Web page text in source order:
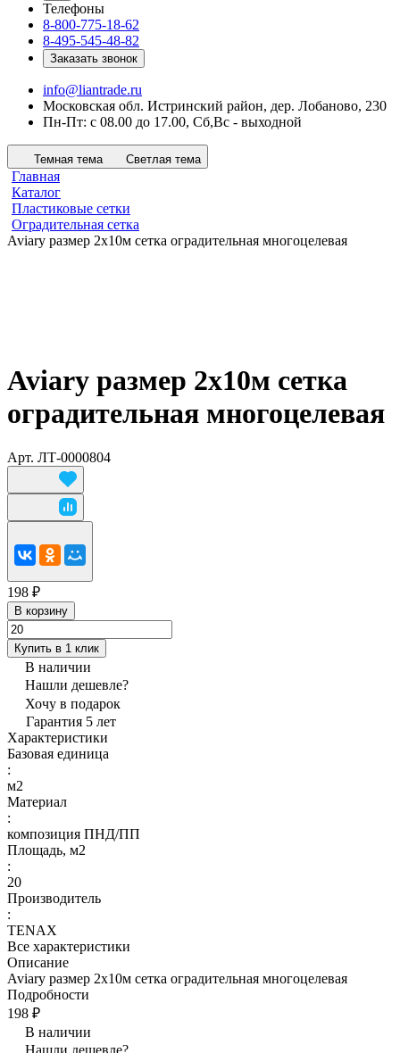
Телефоны
8-800-775-18-62
8-495-545-48-82
Заказать звонок
info@liantrade.ru
Московская обл. Истринский район, дер. Лобаново, 230
Пн-Пт: c 08.00 до 17.00, Cб,Вс - выходной
Темная тема Светлая тема
Главная
Каталог
Пластиковые сетки
Оградительная сетка
Aviary размер 2х10м сетка оградительная многоцелевая
Aviary размер 2х10м сетка
оградительная многоцелевая
Арт. ЛТ-0000804
198 ₽
В корзину
Купить в 1 клик
В наличии
Нашли дешевле?
Хочу в подарок
Гарантия 5 лет
Характеристики
Базовая единица
:
м2
Материал
:
композиция ПНД/ПП
Площадь, м2
:
20
Производитель
:
TENAX
Все характеристики
Описание
Aviary размер 2х10м сетка оградительная многоцелевая
Подробности
198 ₽
В наличии
Нашли дешевле?